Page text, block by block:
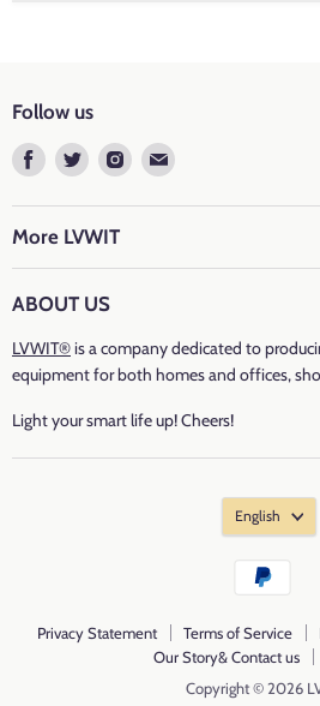
Fassung : B22
Lichtleistung: 1521 lumen
Leistung: 12 watt
Glühlampenäquivalent
Stromspannung: 220-240 volts
Besonderheiten: Energiesparend, hell,
Energieeffizienz: E
Material: PC+Aluminum
Form: Standard Modern
Follow us
Find
on
Facebook
Find
on
Twitter
Find
on
Find
on
More LVWIT
ABOUT US
LVWIT®is a company dedicated to
equipment for both homes and offices,
Light your smart life up! Cheers!
Privacy Statement Terms of Service
Our Story& Contact us
Copyright © 2026
English